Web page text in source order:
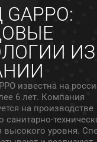
ИЗ
известна на
6 лет. Компания
на производстве
санитарно-
высокого уровня.